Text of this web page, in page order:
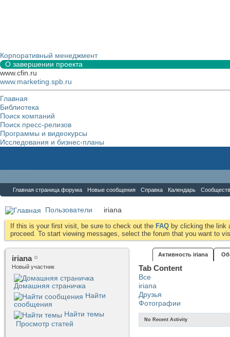
Корпоративный менеджмент
О завершении проекта
www.cfin.ru
www.marketing.spb.ru
Главная
Библиотека
Поиск компаний
Поиск пресс-релизов
Программы и видеокурсы
Исследования и бизнес-планы
Главная страница форума Новые сообщения Справка Календарь
Пользователи iriana
If this is your first visit, be sure to check out the FAQ by clicking the link
proceed. To start viewing messages, select the forum that you want to
iriana
Новый участник
Домашняя страничка
Найти
сообщения
Найти темы
Просмотр статей
Активность iriana
Tab Content
Все
iriana
Друзья
Фотографии
No Recent Activity